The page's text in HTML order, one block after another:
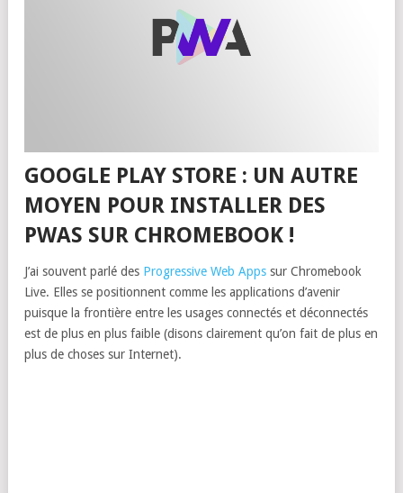
GOOGLE PLAY STORE : UN AUTRE
MOYEN POUR INSTALLER DES
PWAS SUR CHROMEBOOK !
J’ai souvent parlé des Progressive Web Apps sur Chromebook
Live. Elles se positionnent comme les applications d’avenir
puisque la frontière entre les usages connectés et déconnectés
est de plus en plus faible (disons clairement qu’on fait de plus en
plus de choses sur Internet).